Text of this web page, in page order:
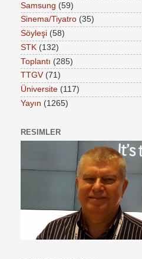
Samsung (59)
Sinema/Tiyatro (35)
Söyleşi (58)
STK (132)
Toplantı (285)
TTGV (71)
Üniversite (117)
Yayın (1265)
RESIMLER